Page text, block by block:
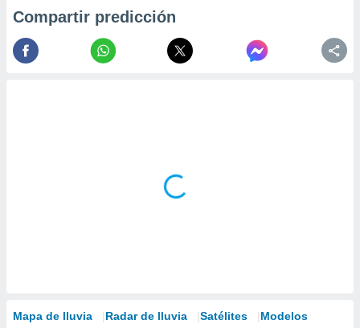
Compartir predicción
Mapa de lluvia Radar de lluvia Satélites Modelos